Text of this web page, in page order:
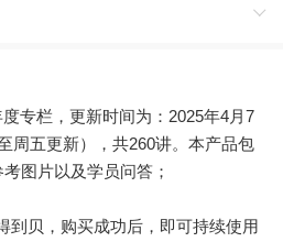
专栏，更新时间为：2025年4月7
周五更新），共260讲。本产品包
图片以及学员问答；
到贝，购买成功后，即可持续使用